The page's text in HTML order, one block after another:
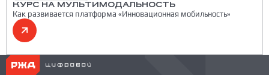
КУРС НА МУЛЬТИМОДАЛЬНОСТЬ
Как развивается платформа «Инновационная мобильность»